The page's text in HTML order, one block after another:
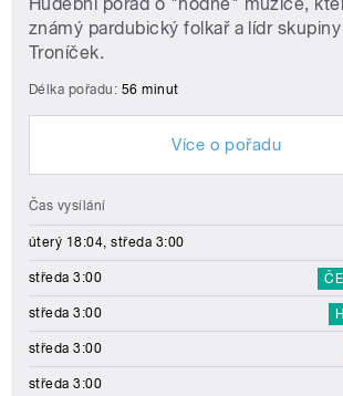
známý pardubický folkař a lídr
Troníček.
Délka pořadu: 56 minut
Více o pořadu
Čas vysílání
úterý 18:04, středa 3:00
středa 3:00
středa 3:00
středa 3:00
středa 3:00